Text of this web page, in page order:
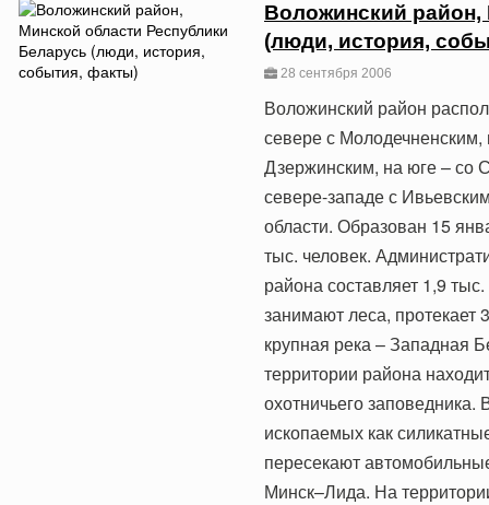
Воложинский район,
(люди, история,
28 сентября 2006
Воложинский район
севере с Молодечненским,
Дзержинским, на юге – со
севере-западе с
области. Образован 15
тыс. человек.
района составляет 1,9
занимают леса, протекает
крупная река – Западная
территории района
охотничьего
ископаемых как
пересекают
Минск–Лида. На